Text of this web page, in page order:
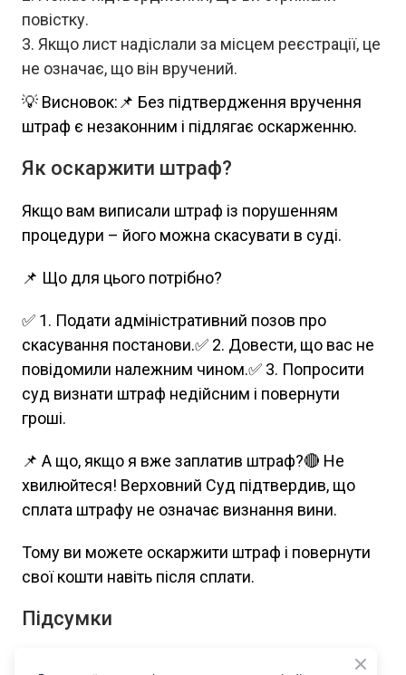
повістку.
Якщо лист надіслали за місцем реєстрації, це
не означає, що він вручений.
💡 Висновок:📌 Без підтвердження вручення
штраф є незаконним і підлягає оскарженню.
Як оскаржити штраф?
Якщо вам виписали штраф із порушенням
процедури – його можна скасувати в суді.
📌 Що для цього потрібно?
✅ 1. Подати адміністративний позов про
скасування постанови.✅ 2. Довести, що вас не
повідомили належним чином.✅ 3. Попросити
суд визнати штраф недійсним і повернути
гроші.
📌 А що, якщо я вже заплатив штраф?🔴 Не
хвилюйтеся! Верховний Суд підтвердив, що
сплата штрафу не означає визнання вини.
Тому ви можете оскаржити штраф і повернути
свої кошти навіть після сплати.
Підсумки
✅ 1. Без вашої присутності штраф виписати не